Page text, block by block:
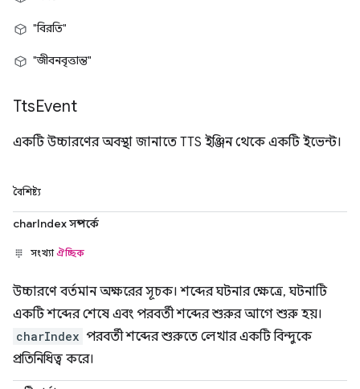
"বিরতি"
"জীবনবৃত্তান্ত"
TtsEvent
একটি উচ্চারণের অবস্থা জানাতে TTS ইঞ্জিন থেকে একটি ইভেন্ট।
বৈশিষ্ট্য
charIndex সম্পর্কে
সংখ্যাঐচ্ছিক
উচ্চারণে বর্তমান অক্ষরের সূচক। শব্দের ঘটনার ক্ষেত্রে, ঘটনাটি
একটি শব্দের শেষে এবং পরবর্তী শব্দের শুরুর আগে শুরু হয়।
charIndex পরবর্তী শব্দের শুরুতে লেখার একটি বিন্দুকে
প্রতিনিধিত্ব করে।